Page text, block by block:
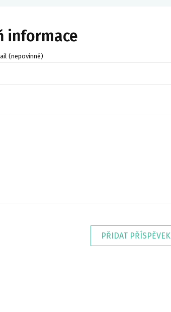
informace
(nepovinné)
PŘIDAT PŘÍSPĚVEK